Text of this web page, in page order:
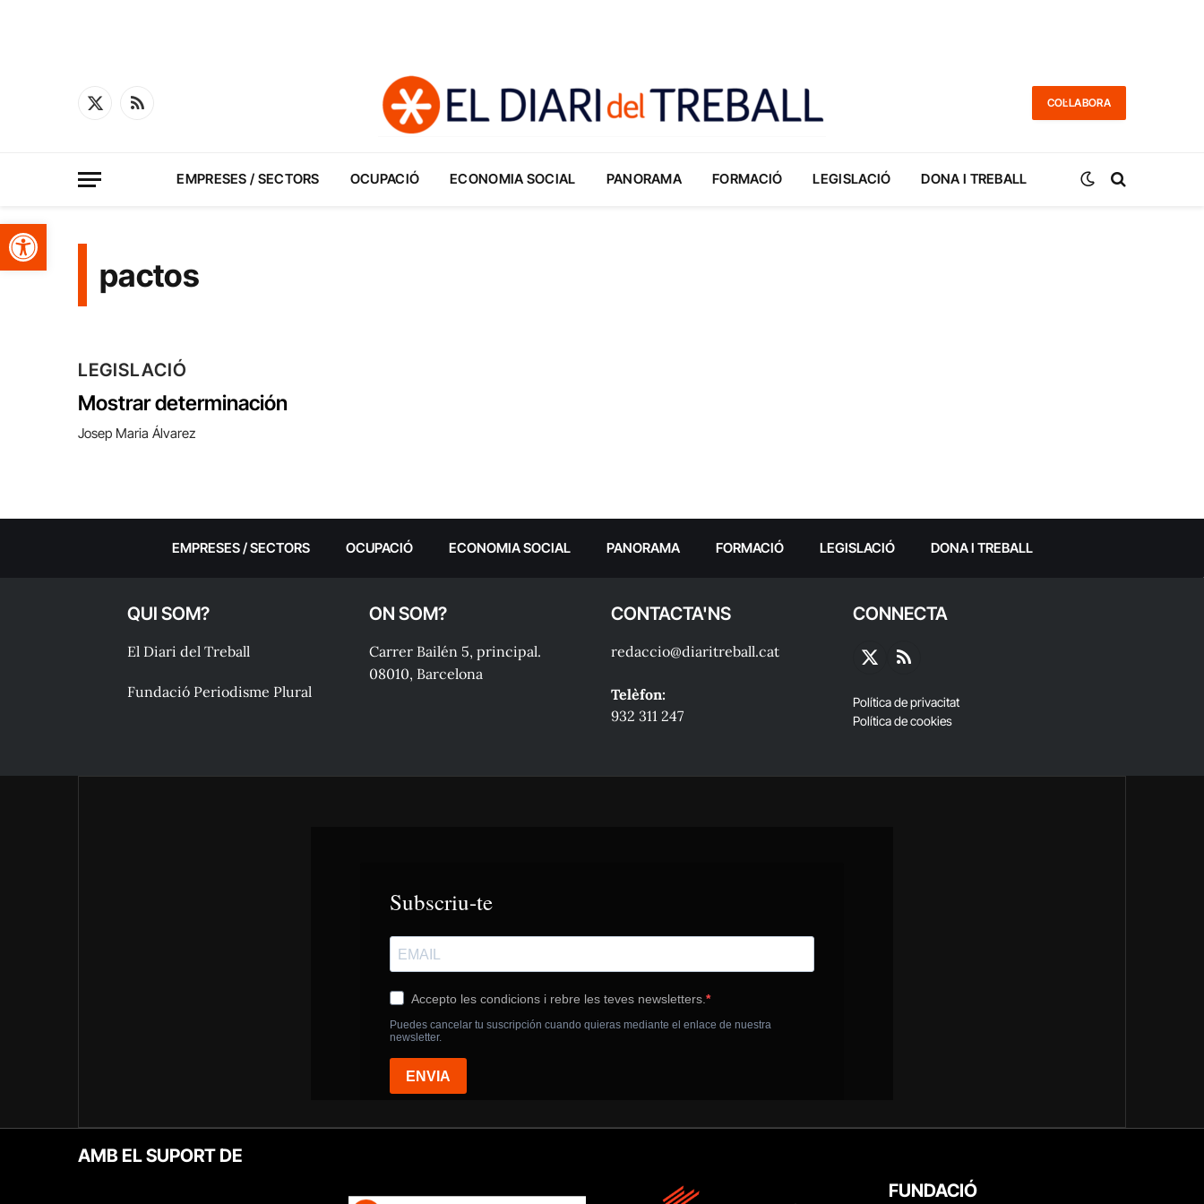
Obre la barra d'eines
X
RSS
COL·LABORA
EMPRESES / SECTORS OCUPACIÓ ECONOMIA SOCIAL PANORAMA FORMACIÓ LEGISLACIÓ DONA I TREBALL
pactos
LEGISLACIÓ
Mostrar determinación
Josep Maria Álvarez
EMPRESES / SECTORS OCUPACIÓ ECONOMIA SOCIAL PANORAMA FORMACIÓ LEGISLACIÓ DONA I TREBALL
QUI SOM?
El Diari del Treball
Fundació Periodisme Plural
ON SOM?
Carrer Bailén 5, principal.
08010, Barcelona
CONTACTA'NS
redaccio@diaritreball.cat
Telèfon:
932 311 247
CONNECTA
X
RSS
Política de privacitat
Política de cookies
AMB EL SUPORT DE
FUNDACIÓ